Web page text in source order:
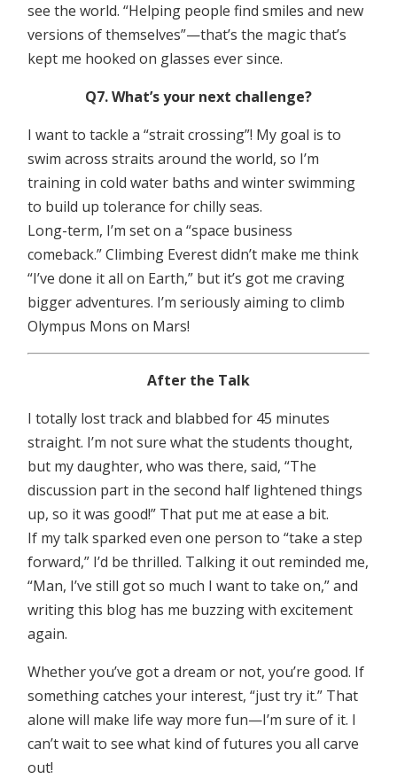
see the world. “Helping people find smiles and new
versions of themselves”—that’s the magic that’s
kept me hooked on glasses ever since.
Q7. What’s your next challenge?
I want to tackle a “strait crossing”! My goal is to
swim across straits around the world, so I’m
training in cold water baths and winter swimming
to build up tolerance for chilly seas.
Long-term, I’m set on a “space business
comeback.” Climbing Everest didn’t make me think
“I’ve done it all on Earth,” but it’s got me craving
bigger adventures. I’m seriously aiming to climb
Olympus Mons on Mars!
After the Talk
I totally lost track and blabbed for 45 minutes
straight. I’m not sure what the students thought,
but my daughter, who was there, said, “The
discussion part in the second half lightened things
up, so it was good!” That put me at ease a bit.
If my talk sparked even one person to “take a step
forward,” I’d be thrilled. Talking it out reminded me,
“Man, I’ve still got so much I want to take on,” and
writing this blog has me buzzing with excitement
again.
Whether you’ve got a dream or not, you’re good. If
something catches your interest, “just try it.” That
alone will make life way more fun—I’m sure of it. I
can’t wait to see what kind of futures you all carve
out!